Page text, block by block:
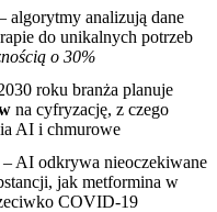
algorytmy analizują dane
do unikalnych potrzeb
o 30%
roku branża planuje
na cyfryzację, z czego
AI i chmurowe
– AI odkrywa nieoczekiwane
jak metformina w
COVID-19